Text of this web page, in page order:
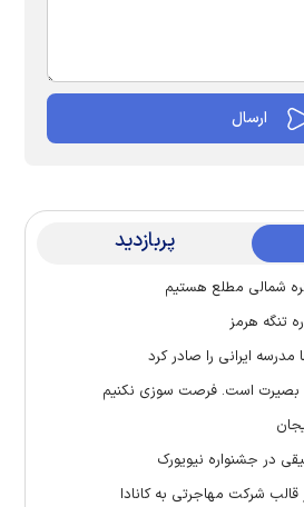
پربازدید
شمالی مطلع هستیم
تنگه هرمز
ایرانی را صادر کرد
بصیرت است. فرصت سوزی نکنیم
در جشنواره نیویورک
قالب شرکت مهاجرتی به کانادا